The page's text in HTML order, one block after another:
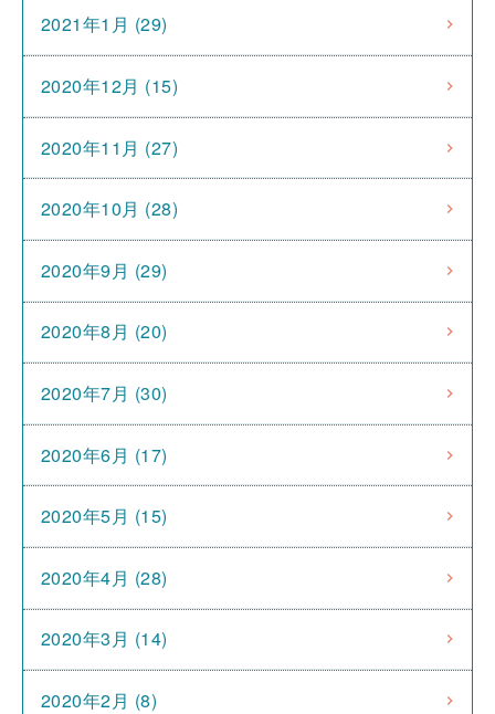
2021年1月 (29)
2020年12月 (15)
2020年11月 (27)
2020年10月 (28)
2020年9月 (29)
2020年8月 (20)
2020年7月 (30)
2020年6月 (17)
2020年5月 (15)
2020年4月 (28)
2020年3月 (14)
2020年2月 (8)